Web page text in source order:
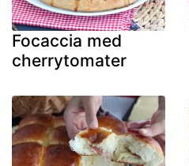
Focaccia med
cherrytomater